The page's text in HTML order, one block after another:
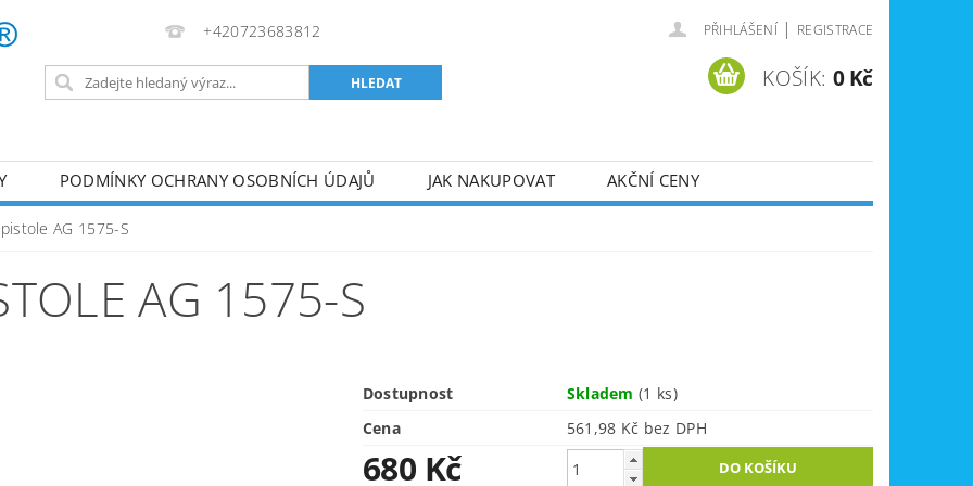
+420723683812 PŘIHLÁŠENÍ | REGISTRACE
KOŠÍK: 0 Kč
PODMÍNKY OCHRANY OSOBNÍCH ÚDAJŮ JAK NAKUPOVAT
AKČNÍ CENY
AKUMULÁTOROVÉ NÁŘADÍ
RUČNÍ NÁŘADÍ AKU NÁŘADÍ
AG 1575-S
AG 1575-S
Dostupnost Skladem(1 ks)
Cena
561,98 Kč bez DPH
680 Kč